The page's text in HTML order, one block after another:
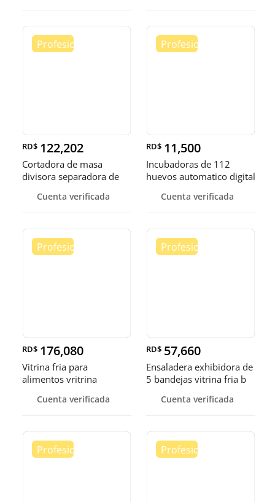
RD$ 122,202
Cortadora de masa
divisora separadora de
Cuenta verificada
RD$ 11,500
Incubadoras de 112
huevos automatico digital
Cuenta verificada
RD$ 176,080
Vitrina fria para
alimentos vritrina
Cuenta verificada
RD$ 57,660
Ensaladera exhibidora de
5 bandejas vitrina fria b
Cuenta verificada